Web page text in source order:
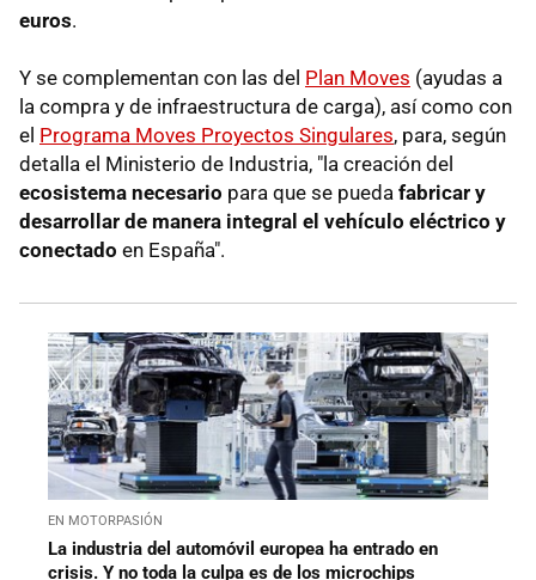
euros.
Y se complementan con las del Plan Moves (ayudas a
la compra y de infraestructura de carga), así como con
el Programa Moves Proyectos Singulares, para, según
detalla el Ministerio de Industria, "la creación del
ecosistema necesario para que se pueda fabricar y
desarrollar de manera integral el vehículo eléctrico y
conectado en España".
EN MOTORPASIÓN
La industria del automóvil europea ha entrado en
crisis. Y no toda la culpa es de los microchips